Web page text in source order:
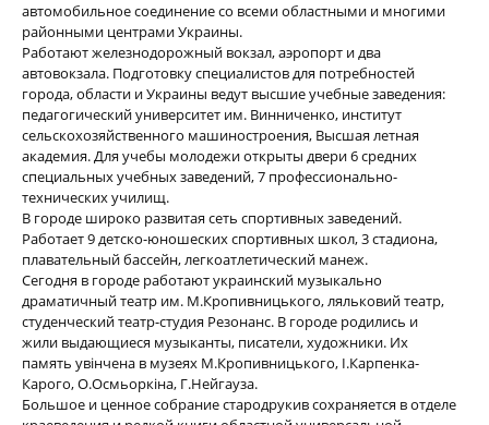
автомобильное соединение со всеми областными и многими
районными центрами Украины.
Работают железнодорожный вокзал, аэропорт и два
автовокзала. Подготовку специалистов для потребностей
города, области и Украины ведут высшие учебные заведения:
педагогический университет им. Винниченко, институт
сельскохозяйственного машиностроения, Высшая летная
академия. Для учебы молодежи открыты двери 6 средних
специальных учебных заведений, 7 профессионально-
технических училищ.
В городе широко развитая сеть спортивных заведений.
Работает 9 детско-юношеских спортивных школ, 3 стадиона,
плавательный бассейн, легкоатлетический манеж.
Сегодня в городе работают украинский музыкально
драматичный театр им. М.Кропивницького, ляльковий театр,
студенческий театр-студия Резонанс. В городе родились и
жили выдающиеся музыканты, писатели, художники. Их
память увiнчена в музеях М.Кропивницького, I.Карпенка-
Карого, О.Осмьоркiна, Г.Нейгауза.
Большое и ценное собрание стародрукив сохраняется в отделе